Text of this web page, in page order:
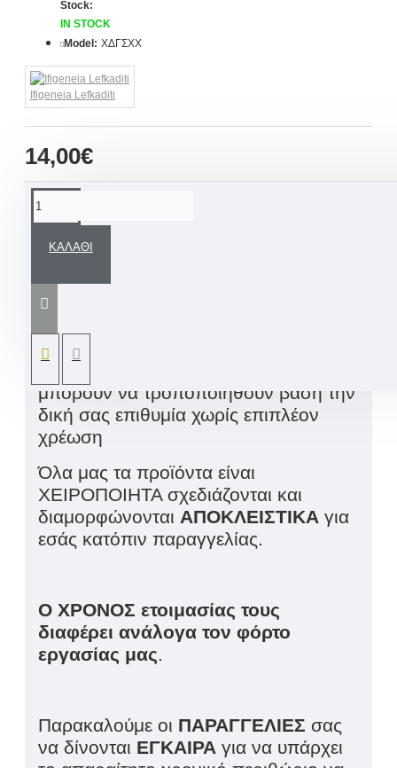
14,00€
Stock:
IN STOCK
Model: ΧΔΓΣΧΧ
Ifigeneia Lefkaditi
ΚΑΛΆΘΙ
προσωπικές σας ευχές. Διάσταση
κρεμαστού διακοσμητικού με κορδέλες
13ύψος-12εκ.
μπορούν να τροποποιηθούν βάση την
δική σας επιθυμία χωρίς επιπλέον
χρέωση
Όλα μας τα προϊόντα είναι
ΧΕΙΡΟΠΟΙΗΤΑ σχεδιάζονται και
διαμορφώνονται ΑΠΟΚΛΕΙΣΤΙΚΑ για
εσάς κατόπιν παραγγελίας.
Ο ΧΡΟΝΟΣ ετοιμασίας τους
διαφέρει ανάλογα τον φόρτο
εργασίας μας.
Παρακαλούμε οι ΠΑΡΑΓΓΕΛΙΕΣ σας
να δίνονται ΕΓΚΑΙΡΑ για να υπάρχει